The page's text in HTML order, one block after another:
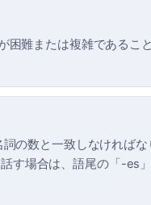
困難または複雑であるこ
の数と一致しなければな
す場合は、語尾の「-es